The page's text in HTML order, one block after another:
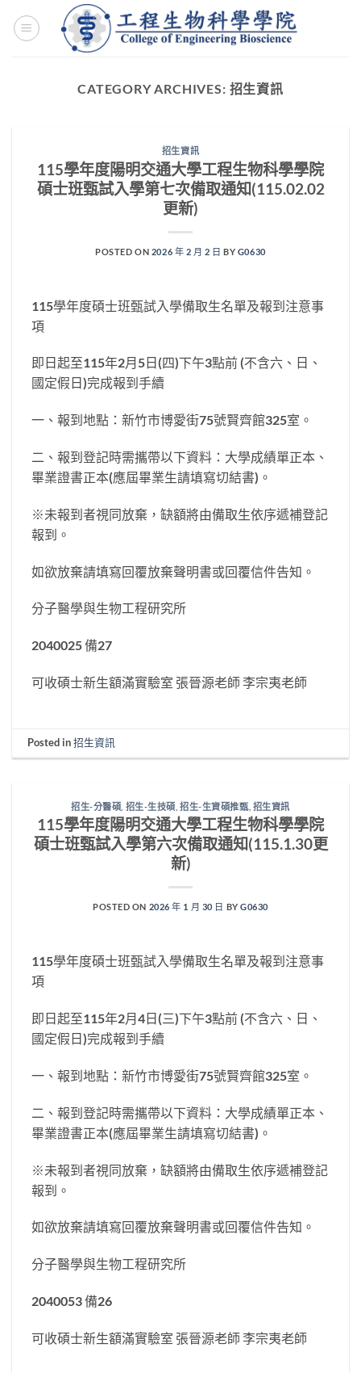
CATEGORY ARCHIVES: 招生資訊
招生資訊
115學年度陽明交通大學工程生物科學學院
碩士班甄試入學第七次備取通知(115.02.02
更新)
POSTED ON 2026 年 2 月 2 日 BY G0630
115學年度碩士班甄試入學備取生名單及報到注意事
項
即日起至115年2月5日(四)下午3點前 (不含六、日、
國定假日)完成報到手續
一、報到地點：新竹市博愛街75號賢齊館325室。
二、報到登記時需攜帶以下資料：大學成績單正本、
畢業證書正本(應屆畢業生請填寫切結書)。
※未報到者視同放棄，缺額將由備取生依序遞補登記
報到。
如欲放棄請填寫回覆放棄聲明書或回覆信件告知。
分子醫學與生物工程研究所
2040025 備27
可收碩士新生額滿實驗室 張晉源老師 李宗夷老師
Posted in招生資訊
招生-分醫碩 招生-生技碩 ,招生-生資碩推甄, 招生資訊
115學年度陽明交通大學工程生物科學學院
碩士班甄試入學第六次備取通知(115.1.30更
新)
POSTED ON 2026 年 1 月 30 日 BYG0630
115學年度碩士班甄試入學備取生名單及報到注意事
項
即日起至115年2月4日(三)下午3點前 (不含六、日、
國定假日)完成報到手續
一、報到地點：新竹市博愛街75號賢齊館325室。
二、報到登記時需攜帶以下資料：大學成績單正本、
畢業證書正本(應屆畢業生請填寫切結書)。
※未報到者視同放棄，缺額將由備取生依序遞補登記
報到。
如欲放棄請填寫回覆放棄聲明書或回覆信件告知。
分子醫學與生物工程研究所
2040053 備26
可收碩士新生額滿實驗室 張晉源老師 李宗夷老師